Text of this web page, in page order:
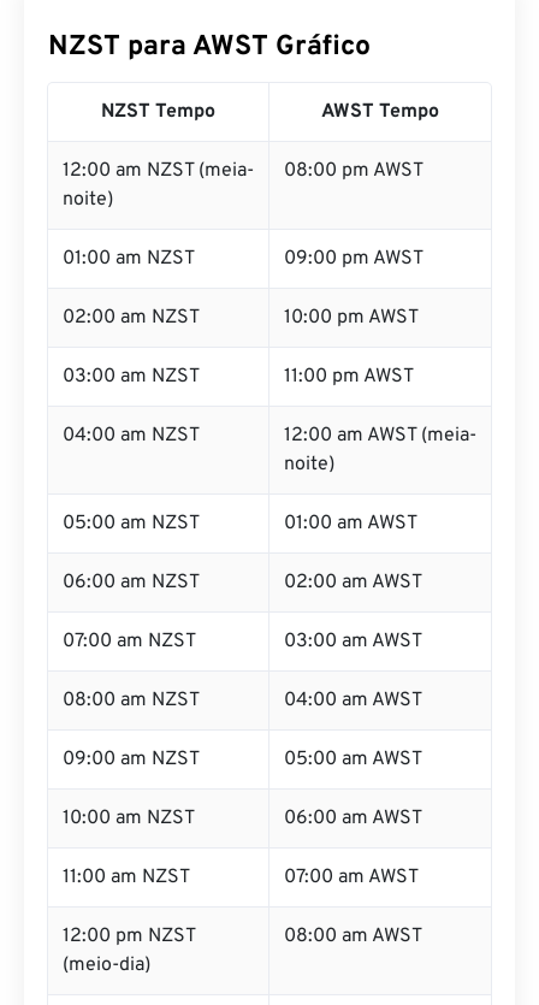
NZST para AWST Gráfico
NZST Tempo AWST Tempo
12:00 am NZST (meia-
noite)
08:00 pm AWST
01:00 am NZST 09:00 pm AWST
02:00 am NZST 10:00 pm AWST
03:00 am NZST 11:00 pm AWST
04:00 am NZST
12:00 am AWST (meia-
noite)
05:00 am NZST 01:00 am AWST
06:00 am NZST 02:00 am AWST
07:00 am NZST 03:00 am AWST
08:00 am NZST 04:00 am AWST
09:00 am NZST 05:00 am AWST
10:00 am NZST 06:00 am AWST
11:00 am NZST 07:00 am AWST
12:00 pm NZST
(meio-dia)
08:00 am AWST